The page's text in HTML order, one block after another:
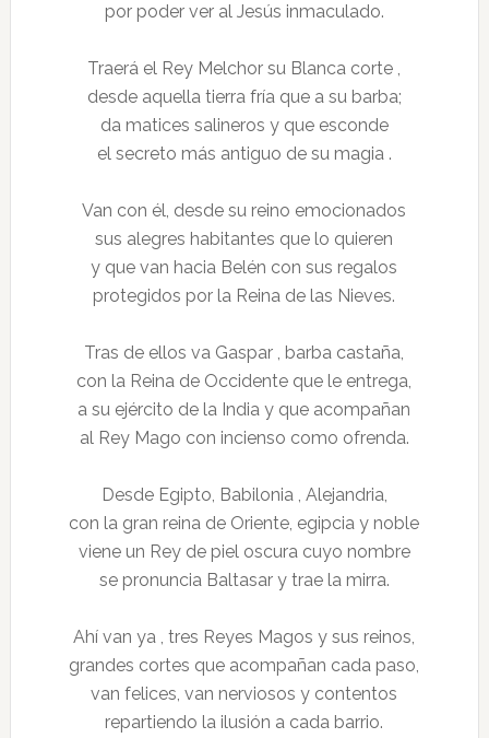
por poder ver al Jesús inmaculado.
Traerá el Rey Melchor su Blanca corte ,
desde aquella tierra fría que a su barba;
da matices salineros y que esconde
el secreto más antiguo de su magia .
Van con él, desde su reino emocionados
sus alegres habitantes que lo quieren
y que van hacia Belén con sus regalos
protegidos por la Reina de las Nieves.
Tras de ellos va Gaspar , barba castaña,
con la Reina de Occidente que le entrega,
a su ejército de la India y que acompañan
al Rey Mago con incienso como ofrenda.
Desde Egipto, Babilonia , Alejandria,
con la gran reina de Oriente, egipcia y noble
viene un Rey de piel oscura cuyo nombre
se pronuncia Baltasar y trae la mirra.
Ahí van ya , tres Reyes Magos y sus reinos,
grandes cortes que acompañan cada paso,
van felices, van nerviosos y contentos
repartiendo la ilusión a cada barrio.